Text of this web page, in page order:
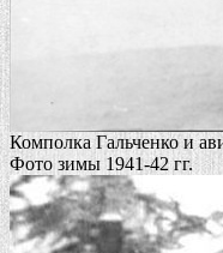
Комполка Гальченко и
Фото зимы 1941-42 гг.